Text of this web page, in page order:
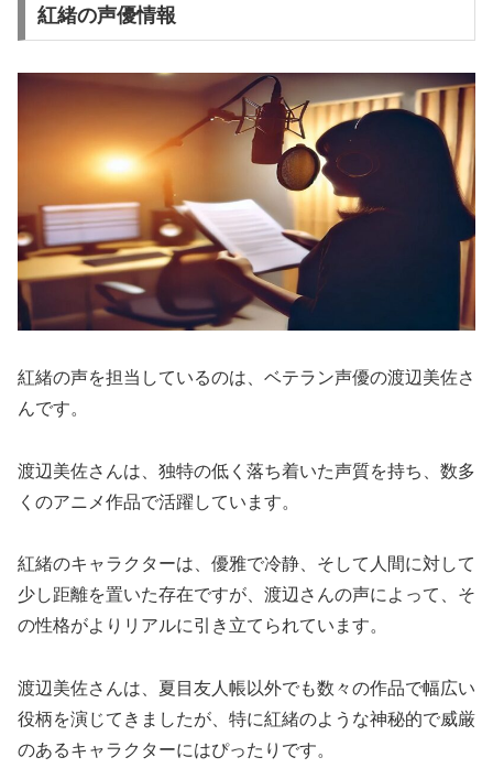
紅緒の声優情報
紅緒の声を担当しているのは、ベテラン声優の渡辺美佐さ
んです。
渡辺美佐さんは、独特の低く落ち着いた声質を持ち、数多
くのアニメ作品で活躍しています。
紅緒のキャラクターは、優雅で冷静、そして人間に対して
少し距離を置いた存在ですが、渡辺さんの声によって、そ
の性格がよりリアルに引き立てられています。
渡辺美佐さんは、夏目友人帳以外でも数々の作品で幅広い
役柄を演じてきましたが、特に紅緒のような神秘的で威厳
のあるキャラクターにはぴったりです。